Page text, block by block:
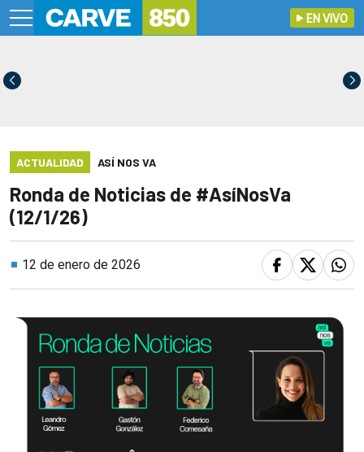
EN VIVO
ACTUALIDAD ASÍ NOS VA
Ronda de Noticias de #AsíNosVa
(12/1/26)
12 de enero de 2026